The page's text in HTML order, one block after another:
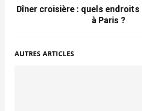
Dîner croisière : quels
à Paris ?
AUTRES ARTICLES